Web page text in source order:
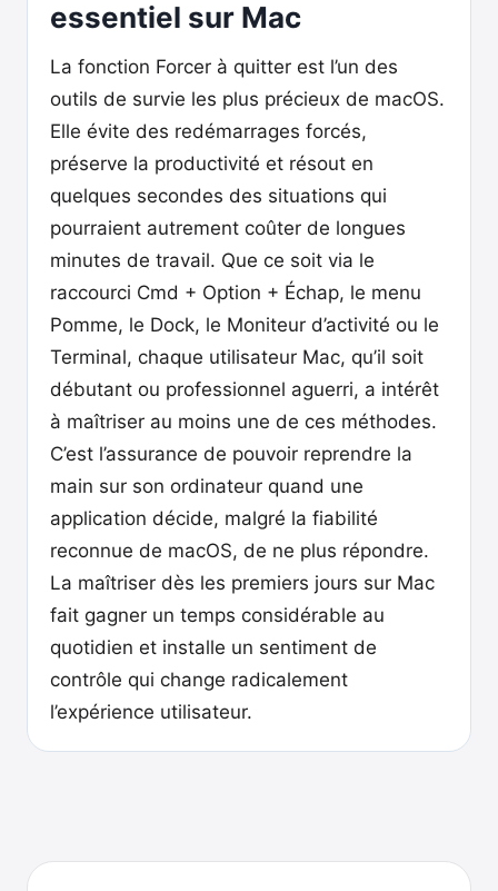
essentiel sur Mac
La fonction Forcer à quitter est l’un des
outils de survie les plus précieux de macOS.
Elle évite des redémarrages forcés,
préserve la productivité et résout en
quelques secondes des situations qui
pourraient autrement coûter de longues
minutes de travail. Que ce soit via le
raccourci Cmd + Option + Échap, le menu
Pomme, le Dock, le Moniteur d’activité ou le
Terminal, chaque utilisateur Mac, qu’il soit
débutant ou professionnel aguerri, a intérêt
à maîtriser au moins une de ces méthodes.
C’est l’assurance de pouvoir reprendre la
main sur son ordinateur quand une
application décide, malgré la fiabilité
reconnue de macOS, de ne plus répondre.
La maîtriser dès les premiers jours sur Mac
fait gagner un temps considérable au
quotidien et installe un sentiment de
contrôle qui change radicalement
l’expérience utilisateur.